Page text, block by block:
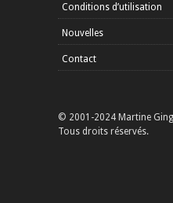
Conditions d’utilisation
Nouvelles
Contact
© 2001-2024 Martine
Tous droits réservés.